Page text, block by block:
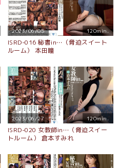
2023/06/05 120min.
ISRD-016 秘書in…（脅迫スイート
ルーム） 本田瞳
2023/06/27 120min.
ISRD-020 女教師in…（脅迫スイー
トルーム） 倉本すみれ